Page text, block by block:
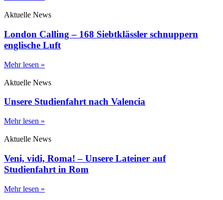
Aktuelle News
London Calling – 168 Siebtklässler schnuppern
englische Luft
Mehr lesen »
Aktuelle News
Unsere Studienfahrt nach Valencia
Mehr lesen »
Aktuelle News
Veni, vidi, Roma! – Unsere Lateiner auf
Studienfahrt in Rom
Mehr lesen »